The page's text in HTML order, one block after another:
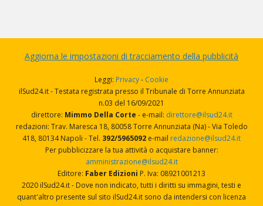
Aggiorna le impostazioni di tracciamento della pubblicità
Leggi: Privacy- Cookie
ilSud24.it - Testata registrata presso il Tribunale di Torre Annunziata
n.03 del 16/09/2021
direttore: Mimmo Della Corte - e-mail: direttore@ilsud24.it
redazioni: Trav. Maresca 18, 80058 Torre Annunziata (Na) - Via Toledo
418, 80134 Napoli - Tel. 392/5965092 e-mail redazione@ilsud24.it
Per pubblicizzare la tua attività o acquistare banner:
amministrazione@ilsud24.it
Editore: Faber Edizioni P. Iva: 08921001213
2020 ilSud24.it - Dove non indicato, tutti i diritti su immagini, testi e
quant'altro presente sul sito ilSud24.it sono da intendersi con licenza